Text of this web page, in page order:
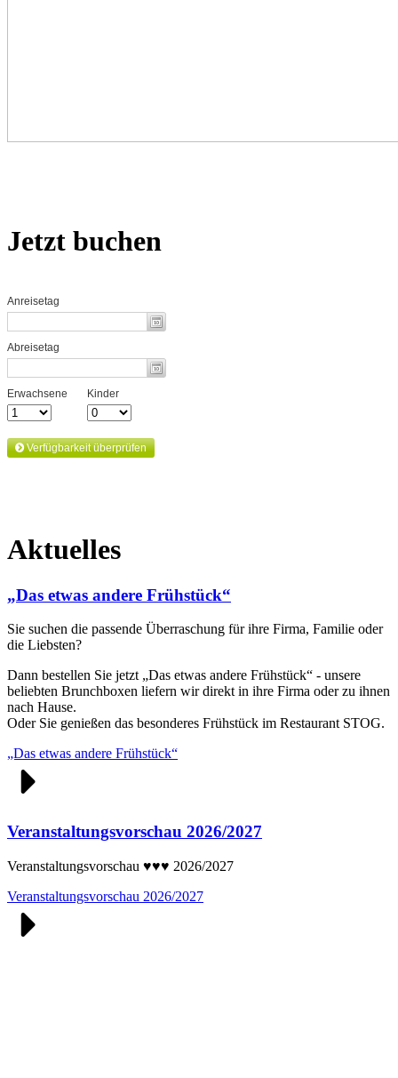
Jetzt buchen
Aktuelles
„Das etwas andere Frühstück“
Sie suchen die passende Überraschung für ihre Firma, Familie oder
die Liebsten?
Dann bestellen Sie jetzt „Das etwas andere Frühstück“ - unsere
beliebten Brunchboxen liefern wir direkt in ihre Firma oder zu ihnen
nach Hause.
Oder Sie genießen das besonderes Frühstück im Restaurant STOG.
„Das etwas andere Frühstück“
Veranstaltungsvorschau 2026/2027
Veranstaltungsvorschau ♥♥♥ 2026/2027
Veranstaltungsvorschau 2026/2027